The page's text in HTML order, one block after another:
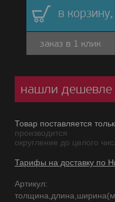
в корзину,
заказ в 1 клик
нашли дешевле
Товар поставляется
производится
округление до целого
Тарифы на доставку по
Артикул: